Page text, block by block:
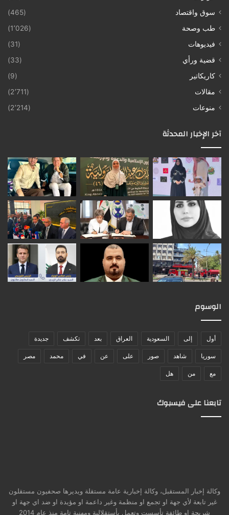
سوق واقتصاد
(465)
طب وصحة
(1٬026)
فيديوهات
(31)
قضية ورأي
(33)
كاريكاتير
(9)
مقالات
(2٬711)
منوعات
(2٬214)
آخر الإخبار المحدثة
الوسوم
أول إلى السعودية العراق بعد تكشف جديدة
سوريا شاهد صور على عن في محمد مصر
مع من هل
تابعنا على فيسبوك
وكالة إخبار المستقبل، وكالة إخبارية عامة مستقلة ويديرها صحفيون مستقلون
غير تابعة لأي جهة او تجمع او منظمة وغير داعمة او مؤيدة او ضد اي جهة او
شريحة او طائفة تأسست وتعمل بأستقلالية ومهنية تامة منذ عام 2014